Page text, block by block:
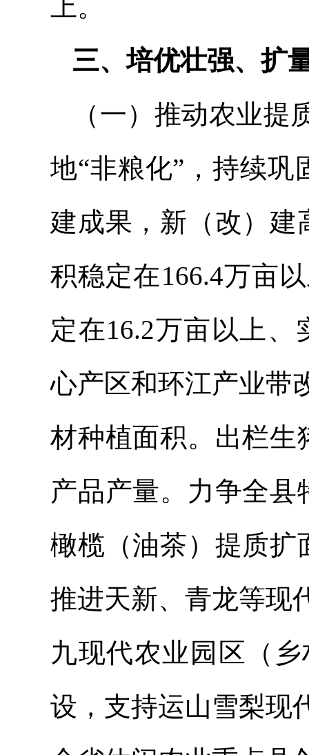
上。
三、培优壮强、扩
（一）推动农业
地“非粮化”，持续
建成果，新（改）建
积稳定在166.4万亩
定在16.2万亩以上、
心产区和环江产业带
材种植面积。出栏生
产品产量。力争全县
橄榄（油茶）提质扩
推进天新、青龙等现
九现代农业园区（
设，支持运山雪梨现